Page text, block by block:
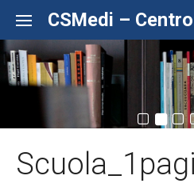
CSMedi –